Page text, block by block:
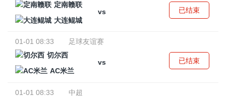
定南赣联
vs
大连鲲城
已结束
01-01 08:33
足球友谊赛
切尔西
vs
AC米兰
已结束
01-01 08:33
中超